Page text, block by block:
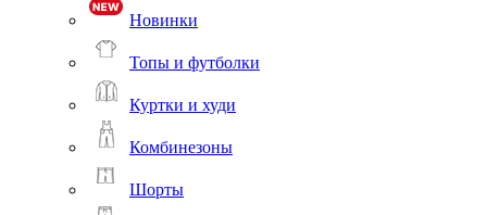
Новинки
Топы и футболки
Куртки и худи
Комбинезоны
Шорты